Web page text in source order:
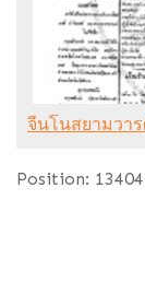
จีนโนสยามวา
Position: 13404